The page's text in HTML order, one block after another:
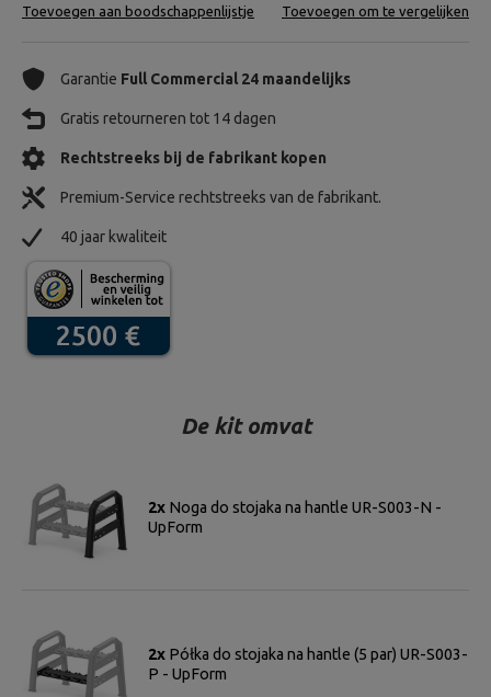
Toevoegen aan boodschappenlijstje Toevoegen om te vergelijken
Garantie Full Commercial 24 maandelijks
Gratis retourneren tot 14 dagen
Rechtstreeks bij de fabrikant kopen
Premium-Service rechtstreeks van de fabrikant.
40 jaar kwaliteit
De kit omvat
2x Noga do stojaka na hantle UR-S003-N -
UpForm
2x Półka do stojaka na hantle (5 par) UR-S003-
P - UpForm